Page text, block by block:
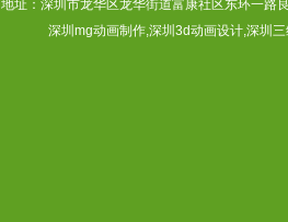
地址：深圳市龙华区龙华街道富康社区东环一
深圳mg动画制作,深圳3d动画设计,深圳